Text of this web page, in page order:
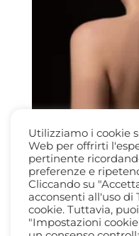
CODA LISCIA CON
MILANO
50,00€Il
prezzo
35,00€Il
Utilizziamo i cookie
Web per offrirti
pertinente
preferenze e
Cliccando su
acconsenti all'uso di
cookie. Tuttavia,
"Impostazioni